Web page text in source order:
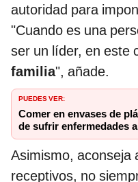
autoridad para
"Cuando es una
ser un líder, en este
familia", añade.
PUEDES VER:
Comer en envases de
de sufrir enfermedades
Asimismo, aconseja
receptivos, no